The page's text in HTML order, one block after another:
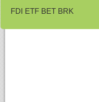
FDI ETF BET BRK